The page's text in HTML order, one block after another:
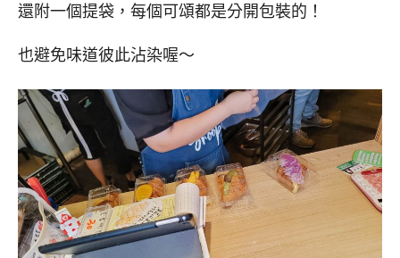
還附一個提袋，每個可頌都是分開包裝的！
也避免味道彼此沾染喔～